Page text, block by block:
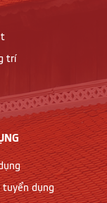
trí
tuyển dụng